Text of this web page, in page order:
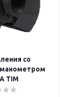
со
TIM